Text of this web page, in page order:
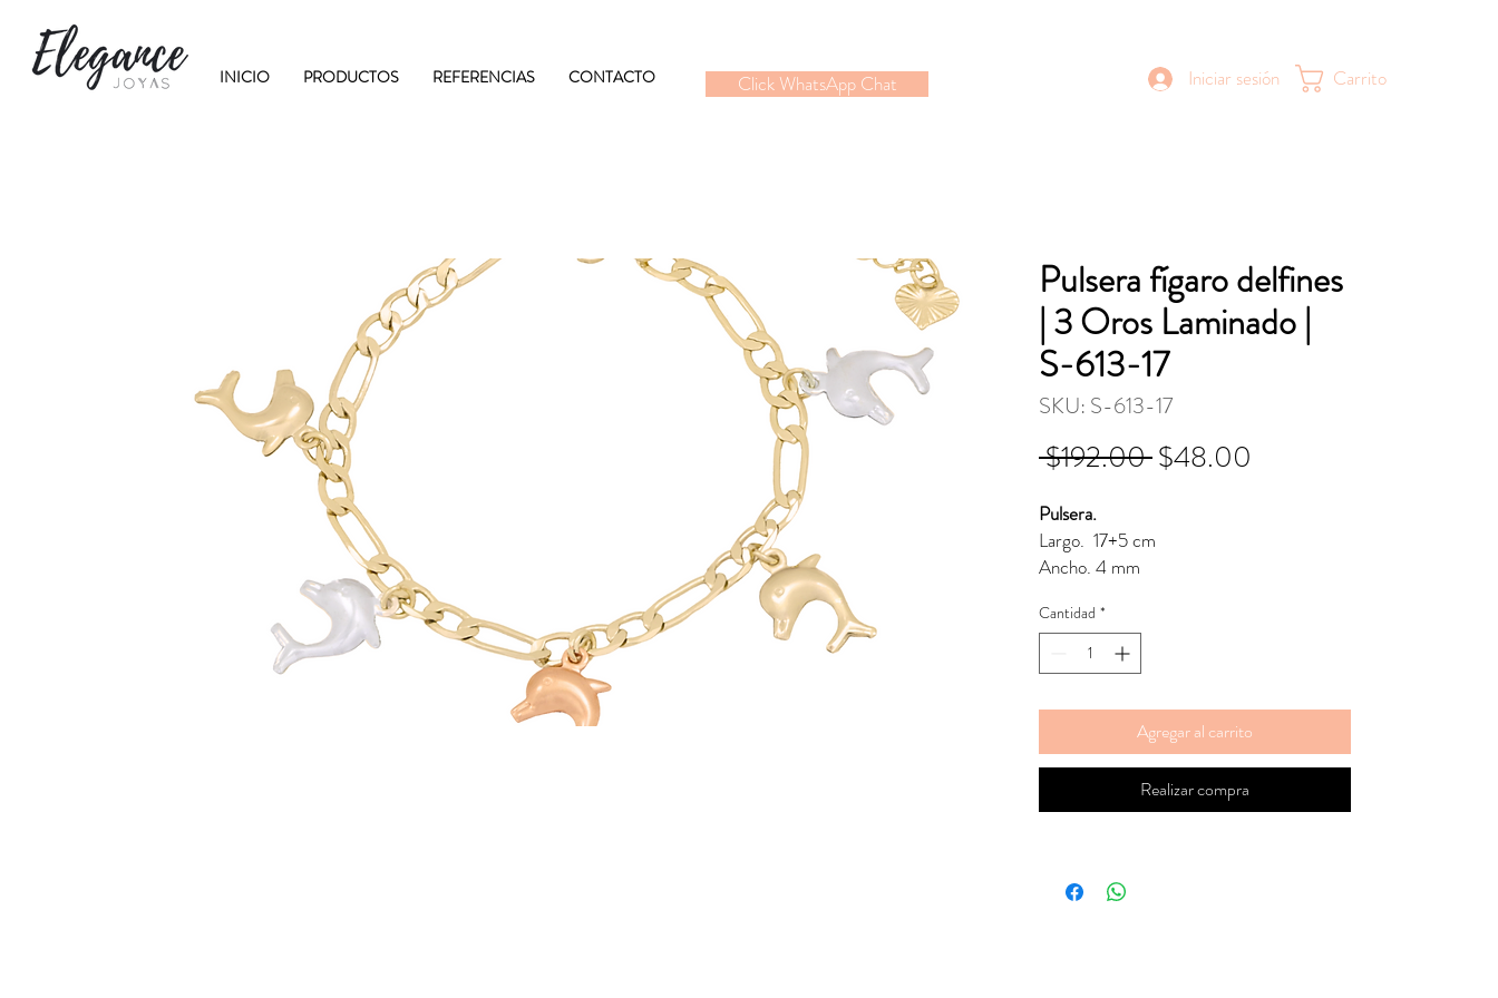
INICIO PRODUCTOS REFERENCIAS CONTACTO Click WhatsApp Chat Iniciar sesión Carrito
Pulsera fígaro delfines
| 3 Oros Laminado |
S-613-17
SKU: S-613-17
$192.00 Precio
$48.00
Pulsera.
Largo. 17+5 cm
Ancho. 4 mm
Dije.
Ancho. 10 mm
Cantidad *
Agregar al carrito
Realizar compra